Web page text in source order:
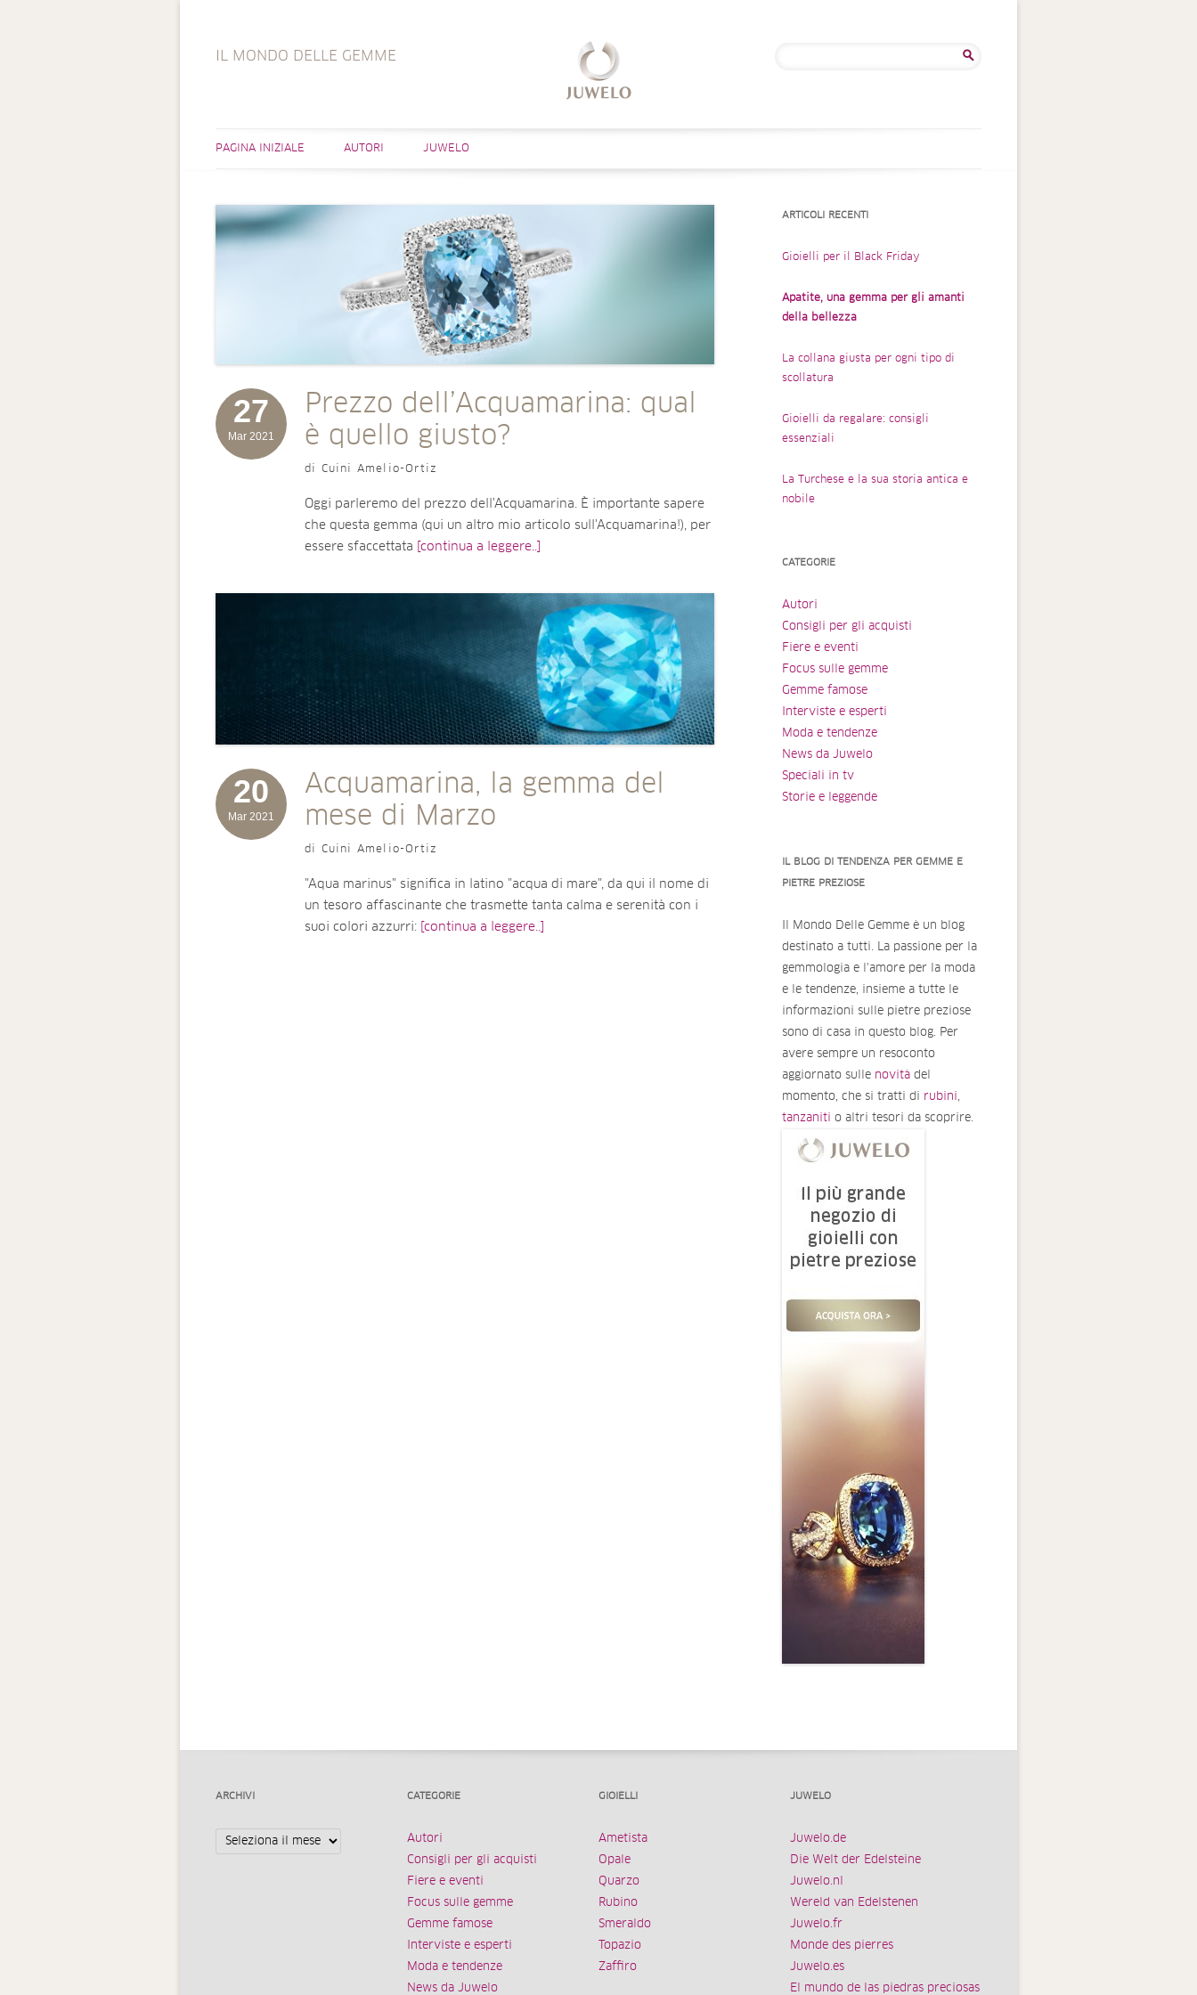
IL MONDO DELLE GEMME
PAGINA INIZIALE AUTORI JUWELO
27
Mar 2021
Prezzo dell’Acquamarina: qual
è quello giusto?
di Cuini Amelio-Ortiz
Oggi parleremo del prezzo dell'Acquamarina. È importante sapere
che questa gemma (qui un altro mio articolo sull'Acquamarina!), per
essere sfaccettata
[continua a leggere..]
20
Mar 2021
Acquamarina, la gemma del
mese di Marzo
di Cuini Amelio-Ortiz
"Aqua marinus" significa in latino "acqua di mare", da qui il nome di
un tesoro affascinante che trasmette tanta calma e serenità con i
suoi colori azzurri: [continua a leggere..]
ARTICOLI RECENTI
Gioielli per il Black Friday
Apatite, una gemma per gli amanti
della bellezza
La collana giusta per ogni tipo di
scollatura
Gioielli da regalare: consigli
essenziali
La Turchese e la sua storia antica e
nobile
CATEGORIE
Autori
Consigli per gli acquisti
Fiere e eventi
Focus sulle gemme
Gemme famose
Interviste e esperti
Moda e tendenze
News da Juwelo
Speciali in tv
Storie e leggende
IL BLOG DI TENDENZA PER GEMME E
PIETRE PREZIOSE
Il Mondo Delle Gemme è un blog
destinato a tutti. La passione per la
gemmologia e l'amore per la moda
e le tendenze, insieme a tutte le
informazioni sulle pietre preziose
sono di casa in questo blog. Per
avere sempre un resoconto
aggiornato sulle novità del
momento, che si tratti di rubini,
tanzaniti o altri tesori da scoprire.
ARCHIVI
Archivi
CATEGORIE
Autori
Consigli per gli acquisti
Fiere e eventi
Focus sulle gemme
Gemme famose
Interviste e esperti
Moda e tendenze
News da Juwelo
GIOIELLI
Ametista
Opale
Quarzo
Rubino
Smeraldo
Topazio
Zaffiro
JUWELO
Juwelo.de
Die Welt der Edelsteine
Juwelo.nl
Wereld van Edelstenen
Juwelo.fr
Monde des pierres
Juwelo.es
El mundo de las piedras preciosas